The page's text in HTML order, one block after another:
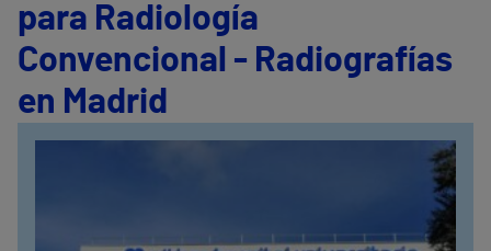
para Radiología
Convencional - Radiografías
en Madrid